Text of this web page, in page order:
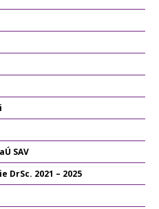
SAV
2021 – 2025